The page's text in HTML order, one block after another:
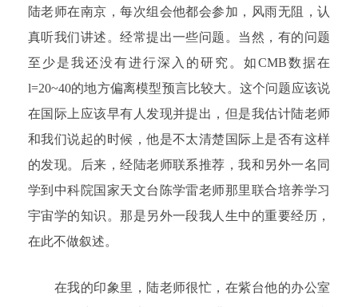
陆老师在南京，每次组会他都会参加，风雨无阻，认
真听我们讲述。经常提出一些问题。当然，有的问题
至少是我还没有进行深入的研究。如CMB数据在
l=20~40的地方偏离模型预言比较大。这个问题应该说
在国际上应该早有人发现并提出，但是我估计陆老师
和我们说起的时候，他是不太清楚国际上是否有这样
的发现。后来，经陆老师联系推荐，我和另外一名同
学到中科院国家天文台陈学雷老师那里联合培养学习
宇宙学的知识。那是另外一段我人生中的重要经历，
在此不做叙述。
在我的印象里，陆老师很忙，在紫台他的办公室